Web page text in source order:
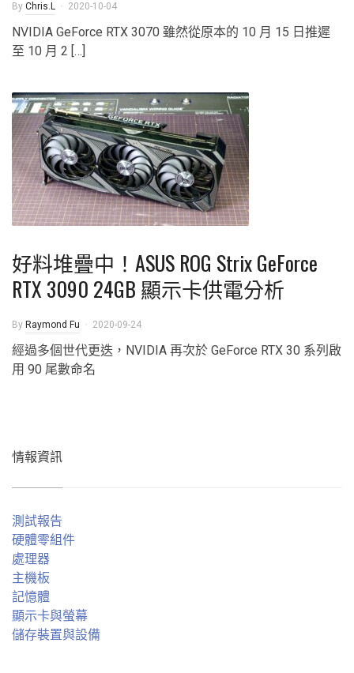
By Chris.L 2020-10-04
NVIDIA GeForce RTX 3070 雖然從原本的 10 月 15 日推遲
至 10 月 2 […]
好料堆疊中！ASUS ROG Strix GeForce
RTX 3090 24GB 顯示卡供電分析
By Raymond Fu 2020-09-24
經過多個世代更迭，NVIDIA 再次於 GeForce RTX 30 系列啟
用 90 尾數命名
情報資訊
測試報告
硬體零組件
處理器
主機板
記憶體
顯示卡與螢幕
儲存裝置與設備